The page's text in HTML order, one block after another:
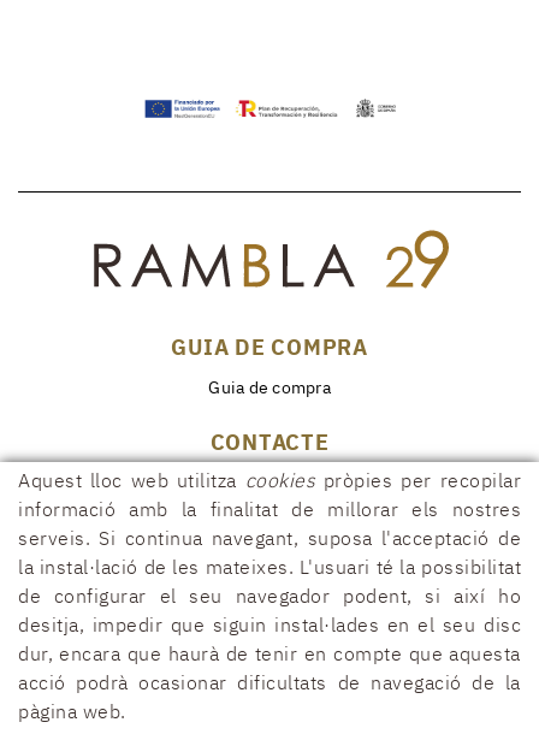
GUIA DE COMPRA
Guia de compra
CONTACTE
Rambla, 29
17600 FIGUERES (Girona)
972 50 00 07
690 91 26 40
rambla29@rambla29.com
Aquest lloc web utilitza cookies pròpies per recopilar
informació amb la finalitat de millorar els nostres
serveis. Si continua navegant, suposa l'acceptació de
la instal·lació de les mateixes. L'usuari té la possibilitat
de configurar el seu navegador podent, si així ho
desitja, impedir que siguin instal·lades en el seu disc
dur, encara que haurà de tenir en compte que aquesta
acció podrà ocasionar dificultats de navegació de la
pàgina web.